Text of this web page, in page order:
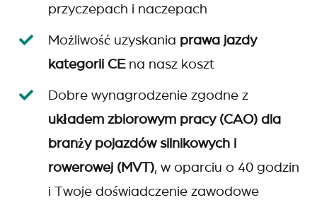
przyczepach i naczepach
Możliwość uzyskania prawa jazdy
kategorii CEna nasz koszt
Dobre wynagrodzenie zgodne z
układem zbiorowym pracy (CAO) dla
branży pojazdów silnikowych i
rowerowej (MVT), w oparciu o 40 godzin
i Twoje doświadczenie zawodowe